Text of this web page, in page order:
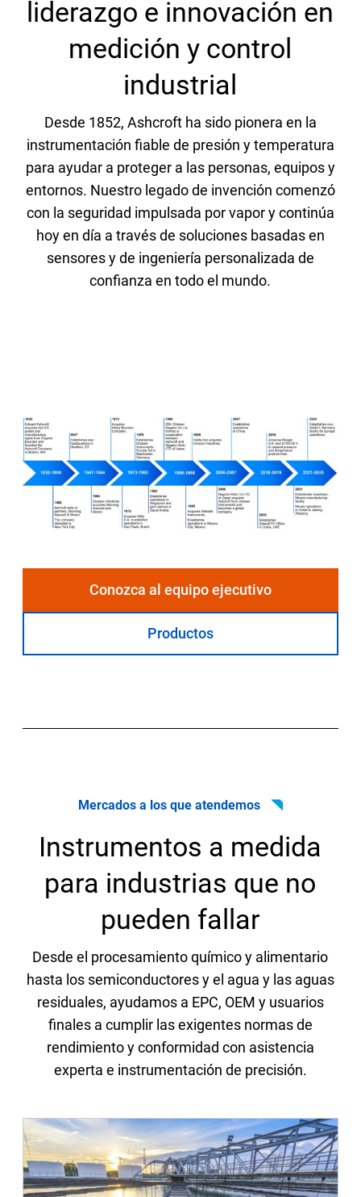
liderazgo e innovación en
medición y control
industrial
Desde 1852, Ashcroft ha sido pionera en la
instrumentación fiable de presión y temperatura
para ayudar a proteger a las personas, equipos y
entornos. Nuestro legado de invención comenzó
con la seguridad impulsada por vapor y continúa
hoy en día a través de soluciones basadas en
sensores y de ingeniería personalizada de
confianza en todo el mundo.
Conozca al equipo ejecutivo
Productos
Mercados a los que atendemos
Instrumentos a medida
para industrias que no
pueden fallar
Desde el procesamiento químico y alimentario
hasta los semiconductores y el agua y las aguas
residuales, ayudamos a EPC, OEM y usuarios
finales a cumplir las exigentes normas de
rendimiento y conformidad con asistencia
experta e instrumentación de precisión.